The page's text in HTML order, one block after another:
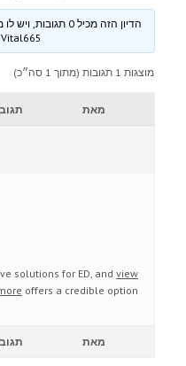
הדיון הזה מכיל 0 תגובות, ויש לו משתתף 1, והוא עודכן לאחרונה ע״י
מוצגות 1 תגובות (מתוך 1 סה״כ)
מאת
solutions for ED, and view
offers a credible option.
מאת